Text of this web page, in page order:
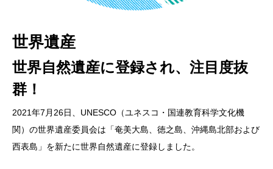
世界遺産
世界自然遺産に登録され、注目度抜
群！
2021年7月26日、UNESCO（ユネスコ・国連教育科学文化機
関）の世界遺産委員会は「奄美大島、徳之島、沖縄島北部および
西表島」を新たに世界自然遺産に登録しました。
多様な楽しみ方
全然飽きない！海も、山も、文化
も、人も、遊びも、楽しめる日本で2
番目に大きい離島
奄美大島というと「サンゴ礁が美しい海」を思い浮かべる方も多
いですが、島のほとんどの面積を占める山間部のマングローブ
民泊の高い稼働率
KESHIKIでは、実際に古民家を改装
した民泊施設を運営しています
2021年4月にオープンし、コロナや台風などの影響を受けながら
も、高い稼働率を記録しています。